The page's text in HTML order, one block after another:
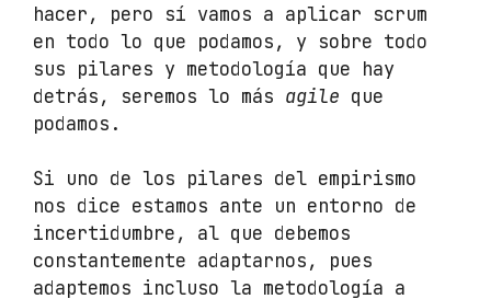
hacer, pero sí vamos a aplicar scrum
en todo lo que podamos, y sobre todo
sus pilares y metodología que hay
detrás, seremos lo más agile que
podamos.
Si uno de los pilares del empirismo
nos dice estamos ante un entorno de
incertidumbre, al que debemos
constantemente adaptarnos, pues
adaptemos incluso la metodología a